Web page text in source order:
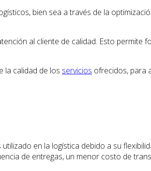
bien sea a través de la
al cliente de calidad. Esto permite
la calidad de los servicios ofrecidos, para
en la logística debido a su
de entregas, un menor costo de